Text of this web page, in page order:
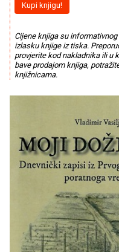
Kupi knjigu!
Cijene knjiga su
izlasku knjige iz tiska.
provjerite kod nakladnika ili u
bave prodajom knjiga,
knjižnicama.